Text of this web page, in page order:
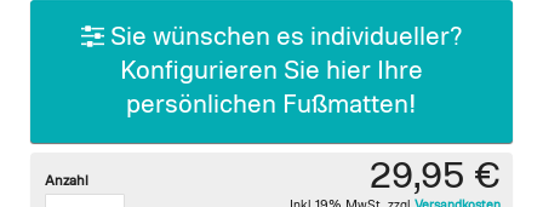
Sie wünschen es individueller?
Konfigurieren Sie hier Ihre
persönlichen Fußmatten!
29,95 €
Anzahl